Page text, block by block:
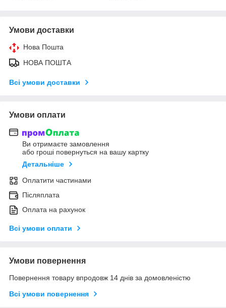
Умови доставки
Нова Пошта
НОВА ПОШТА
Всі умови доставки
Умови оплати
Ви отримаєте замовлення
або гроші повернуться на вашу картку
Детальніше
Оплатити частинами
Післяплата
Оплата на рахунок
Всі умови оплати
Умови повернення
Повернення товару впродовж 14 днів за домовленістю
Всі умови повернення